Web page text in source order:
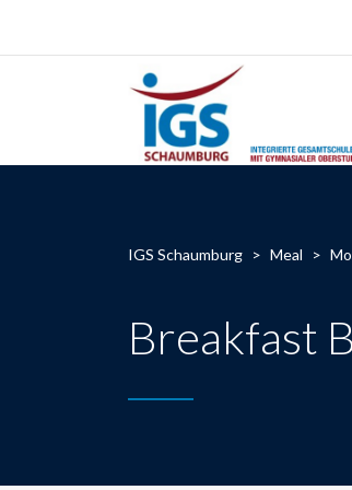
IGS Schaumburg > Meal >
Breakfast